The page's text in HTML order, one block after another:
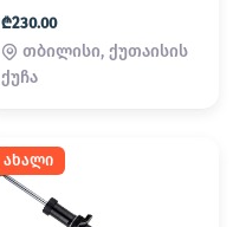
₾230.00
თბილისი, ქუთაისის
ქუჩა
ახალი